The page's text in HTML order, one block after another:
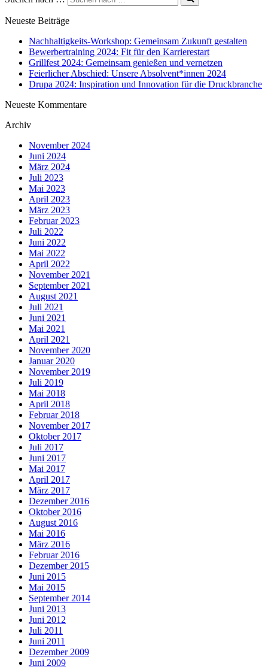
Neueste Beiträge
Nachhaltigkeits-Workshop: Gemeinsam Zukunft gestalten
Bewerbertraining 2024: Fit für den Karrierestart
Grillfest 2024: Gemeinsam genießen und vernetzen
Feierlicher Abschied: Unsere Absolvent*innen 2024
Drupa 2024: Inspiration und Innovation für die Druckbranche
Neueste Kommentare
Archiv
November 2024
Juni 2024
März 2024
Juli 2023
Mai 2023
April 2023
März 2023
Februar 2023
Juli 2022
Juni 2022
Mai 2022
April 2022
November 2021
September 2021
August 2021
Juli 2021
Juni 2021
Mai 2021
April 2021
November 2020
Januar 2020
November 2019
Juli 2019
Mai 2018
April 2018
Februar 2018
November 2017
Oktober 2017
Juli 2017
Juni 2017
Mai 2017
April 2017
März 2017
Dezember 2016
Oktober 2016
August 2016
Mai 2016
März 2016
Februar 2016
Dezember 2015
Juni 2015
Mai 2015
September 2014
Juni 2013
Juni 2012
Juli 2011
Juni 2011
Dezember 2009
Juni 2009